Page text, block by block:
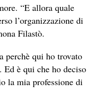
“E allora quale
l’organizzazione di
Filastò.
perchè qui ho trovato
Ed è qui che ho deciso
la mia professione di